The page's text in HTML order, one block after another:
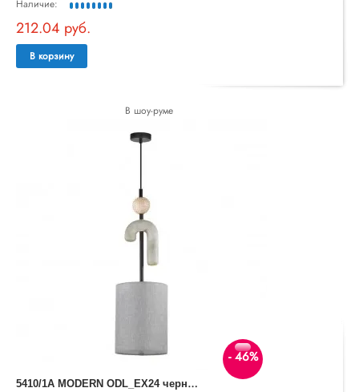
Наличие:
212.04 руб.
В корзину
В шоу-руме
- 46%
5
410/1A MODERN ODL_EX24 черный матов./серый/металл/полирезин/ткань Подвес E14 1*40W BAGEL